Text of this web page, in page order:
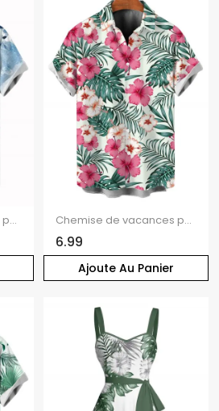
Chemise de vacances pour homme, boutonnée, imprimé floral et feuilles colorblock
Ajoute Au Panier
Chemise de vacances pour homme, chemise boutonnée à imprimé floral et feuilles d'hibiscus
6.99